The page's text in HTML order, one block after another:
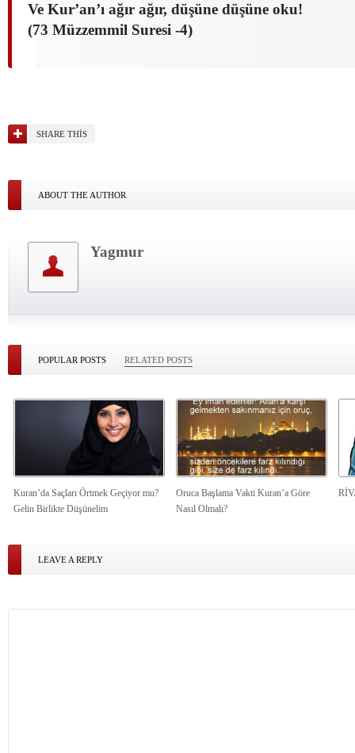
Ve Kur’an’ı ağır ağır, düşüne düşüne oku!
(73 Müzzemmil Suresi -4)
SHARE THIS
ABOUT THE AUTHOR
Yagmur
POPULAR POSTS RELATED POSTS
Kuran’da Saçları Örtmek Geçiyor mu?
Gelin Birlikte Düşünelim
Oruca Başlama Vakti Kuran’a Göre
Nasıl Olmalı?
LEAVE A REPLY